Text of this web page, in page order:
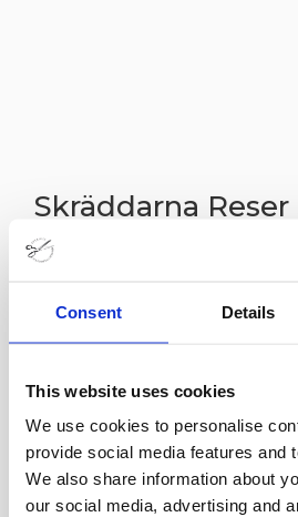
Consent Details
This website uses cookies
We use cookies to personalise
provide social media features and
We also share information about
our social media, advertising and
Skräddarna
28 nov
Dag Granath och Saman
Saman Amel.
Från att ha varit en bransch på
den svenska
när allt fler intresserar sig för
och låter sy upp unika plagg.